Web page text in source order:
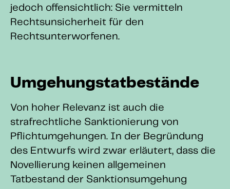
jedoch offensichtlich: Sie vermitteln
Rechtsunsicherheit für den
Rechtsunterworfenen.
Umgehungstatbestände
Von hoher Relevanz ist auch die
strafrechtliche Sanktionierung von
Pflichtumgehungen. In der Begründung
des Entwurfs wird zwar erläutert, dass die
Novellierung keinen allgemeinen
Tatbestand der Sanktionsumgehung